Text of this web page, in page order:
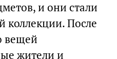
и они стали
коллекции. После
вещей
жители и